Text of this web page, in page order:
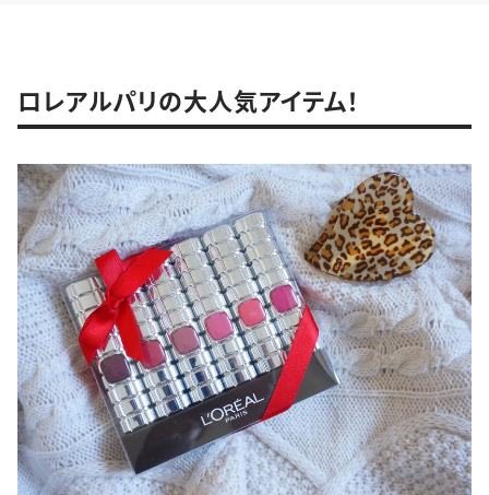
ロレアルパリの大人気アイテム！